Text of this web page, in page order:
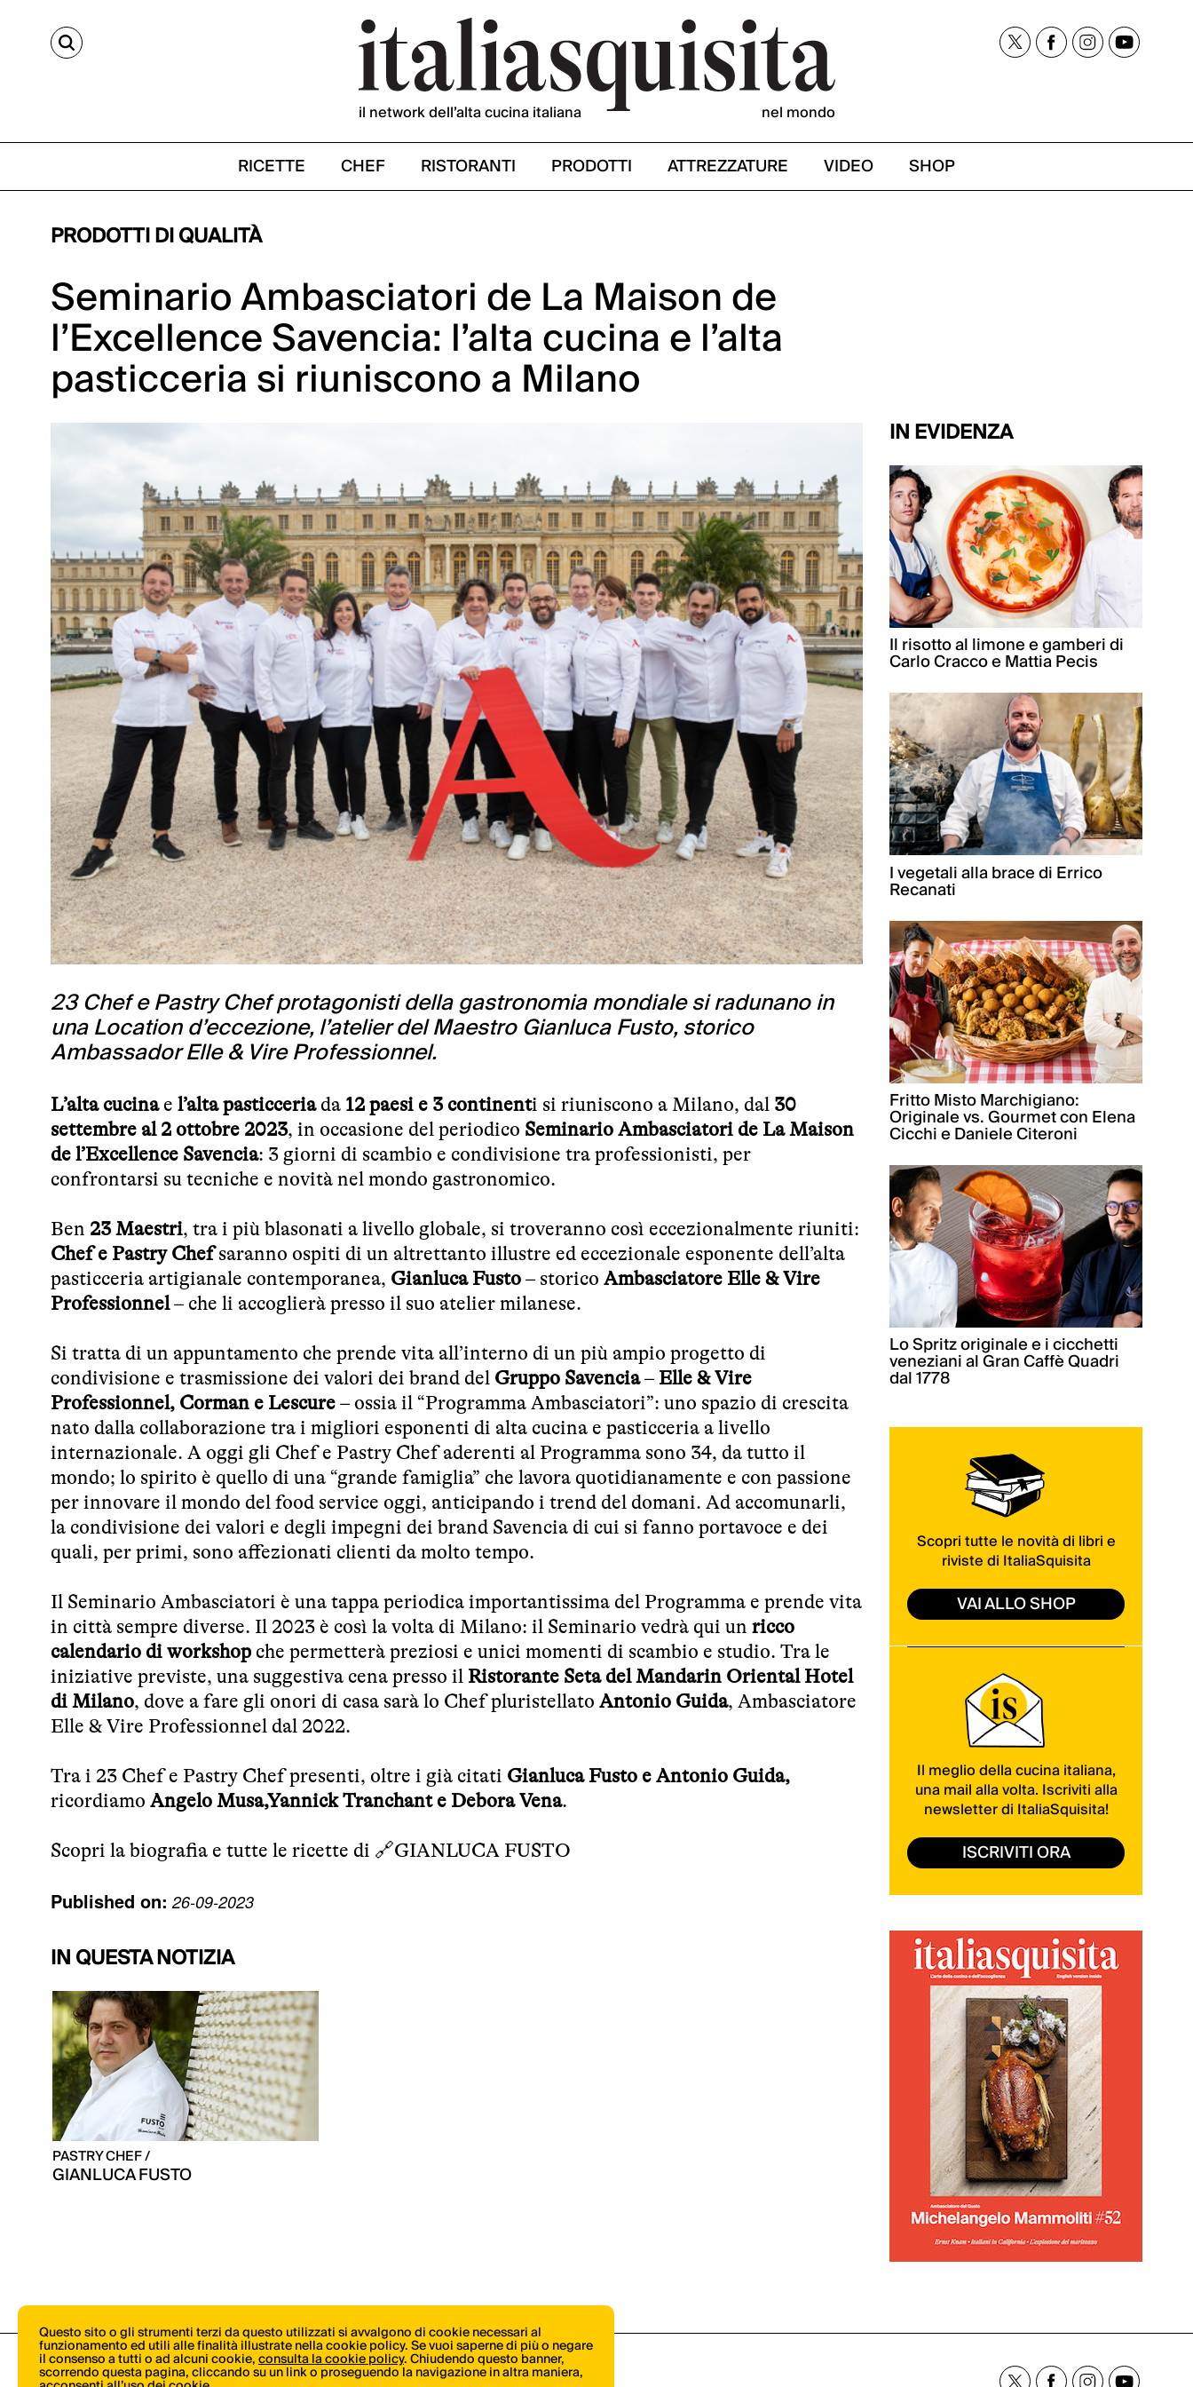
CERCA
il network dell’alta cucina italiana nel mondo
RICETTE CHEF RISTORANTI PRODOTTI ATTREZZATURE VIDEO SHOP
PRODOTTI DI QUALITÀ
Seminario Ambasciatori de La Maison de
l’Excellence Savencia: l’alta cucina e l’alta
pasticceria si riuniscono a Milano
23 Chef e Pastry Chef protagonisti della gastronomia mondiale si radunano in
una Location d’eccezione, l’atelier del Maestro Gianluca Fusto, storico
Ambassador Elle & Vire Professionnel.
L’alta cucinae l’alta pasticceriada 12 paesi e 3 continenti si riuniscono a Milano, dal 30
settembre al 2 ottobre 2023, in occasione del periodico Seminario Ambasciatori de La Maison
de l’Excellence Savencia: 3 giorni di scambio e condivisione tra professionisti, per
confrontarsi su tecniche e novità nel mondo gastronomico.
Ben 23 Maestri, tra i più blasonati a livello globale, si troveranno così eccezionalmente riuniti:
Chef e Pastry Chef saranno ospiti di un altrettanto illustre ed eccezionale esponente dell’alta
pasticceria artigianale contemporanea, Gianluca Fusto – storico Ambasciatore Elle & Vire
Professionnel– che li accoglierà presso il suo atelier milanese.
Si tratta di un appuntamento che prende vita all’interno di un più ampio progetto di
condivisione e trasmissione dei valori dei brand del Gruppo Savencia–Elle & Vire
Professionnel, Corman e Lescure – ossia il “Programma Ambasciatori”: uno spazio di crescita
nato dalla collaborazione tra i migliori esponenti di alta cucina e pasticceria a livello
internazionale. A oggi gli Chef e Pastry Chef aderenti al Programma sono 34, da tutto il
mondo; lo spirito è quello di una “grande famiglia” che lavora quotidianamente e con passione
per innovare il mondo del food service oggi, anticipando i trend del domani. Ad accomunarli,
la condivisione dei valori e degli impegni dei brand Savencia di cui si fanno portavoce e dei
quali, per primi, sono affezionati clienti da molto tempo.
Il Seminario Ambasciatori è una tappa periodica importantissima del Programma e prende vita
in città sempre diverse. Il 2023 è così la volta di Milano: il Seminario vedrà qui un ricco
calendario di workshop che permetterà preziosi e unici momenti di scambio e studio. Tra le
iniziative previste, una suggestiva cena presso il Ristorante Seta del Mandarin Oriental Hotel
di Milano, dove a fare gli onori di casa sarà lo Chef pluristellato Antonio Guida, Ambasciatore
Elle & Vire Professionnel dal 2022.
Tra i 23 Chef e Pastry Chef presenti, oltre i già citati Gianluca Fusto e Antonio Guida,
ricordiamo Angelo Musa,Yannick Tranchant e Debora Vena.
Scopri la biografia e tutte le ricette di 🔗GIANLUCA FUSTO
Published on: 26-09-2023
IN QUESTA NOTIZIA
PASTRY CHEF /
GIANLUCA FUSTO
IN EVIDENZA
Il risotto al limone e gamberi di
Carlo Cracco e Mattia Pecis
I vegetali alla brace di Errico
Recanati
Fritto Misto Marchigiano:
Originale vs. Gourmet con Elena
Cicchi e Daniele Citeroni
Lo Spritz originale e i cicchetti
veneziani al Gran Caffè Quadri
dal 1778
Scopri tutte le novità di libri e
riviste di ItaliaSquisita
VAI ALLO SHOP
Il meglio della cucina italiana,
una mail alla volta. Iscriviti alla
newsletter di ItaliaSquisita!
ISCRIVITI ORA
Questo sito o gli strumenti terzi da questo utilizzati si avvalgono di cookie necessari al
funzionamento ed utili alle finalità illustrate nella cookie policy. Se vuoi saperne di più o negare
il consenso a tutti o ad alcuni cookie,consulta la cookie policy. Chiudendo questo banner,
scorrendo questa pagina, cliccando su un link o proseguendo la navigazione in altra maniera,